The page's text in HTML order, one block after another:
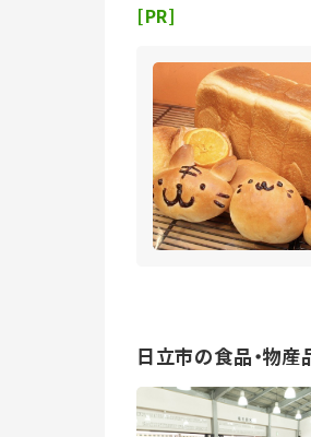
[PR]
日立市の食品・物産